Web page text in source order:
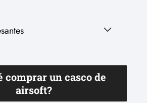
comprar un casco de
airsoft?